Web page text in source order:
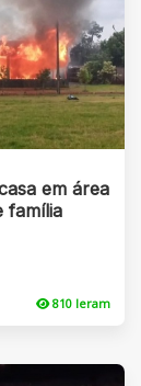
em área
família
810 leram